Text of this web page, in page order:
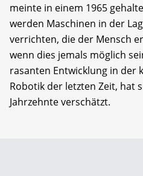
meinte in einem 1965
werden Maschinen in der
verrichten, die der Mensch
wenn dies jemals möglich
rasanten Entwicklung in der
Robotik der letzten Zeit, hat
Jahrzehnte verschätzt.